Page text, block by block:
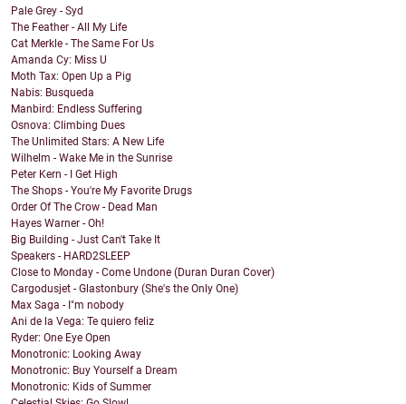
Pale Grey - Syd
The Feather - All My Life
Cat Merkle - The Same For Us
Amanda Cy: Miss U
Moth Tax: Open Up a Pig
Nabis: Busqueda
Manbird: Endless Suffering
Osnova: Climbing Dues
The Unlimited Stars: A New Life
Wilhelm - Wake Me in the Sunrise
Peter Kern - I Get High
The Shops - You're My Favorite Drugs
Order Of The Crow - Dead Man
Hayes Warner - Oh!
Big Building - Just Can't Take It
Speakers - HARD2SLEEP
Close to Monday - Come Undone (Duran Duran Cover)
Cargodusjet - Glastonbury (She's the Only One)
Max Saga - I"m nobody
Ani de la Vega: Te quiero feliz
Ryder: One Eye Open
Monotronic: Looking Away
Monotronic: Buy Yourself a Dream
Monotronic: Kids of Summer